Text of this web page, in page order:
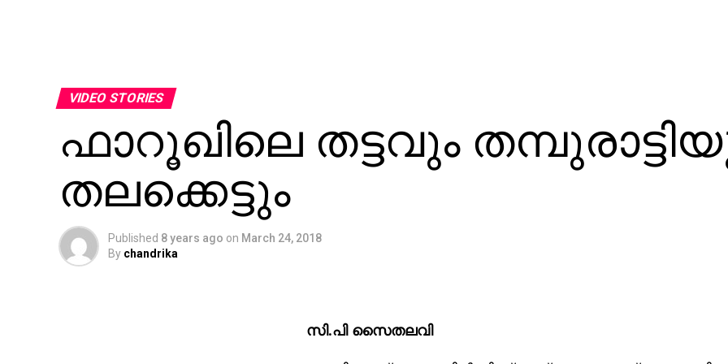
VIDEO STORIES
ഫാറൂഖിലെ തട്ടവും
തലക്കെട്ടും
Published 8 years ago on March 24, 2018
By chandrika
സി.പി സൈതലവി